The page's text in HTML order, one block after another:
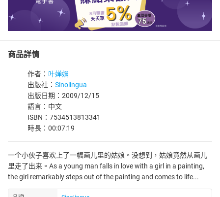
商品詳情
作者： 叶婵娟
出版社： Sinolingua
出版日期：2009/12/15
語言：中文
ISBN：7534513813341
時長：00:07:19
一个小伙子喜欢上了一幅画儿里的姑娘。没想到，姑娘竟然从画儿
里走了出来。As a young man falls in love with a girl in a painting,
the girl remarkably steps out of the painting and comes to life...